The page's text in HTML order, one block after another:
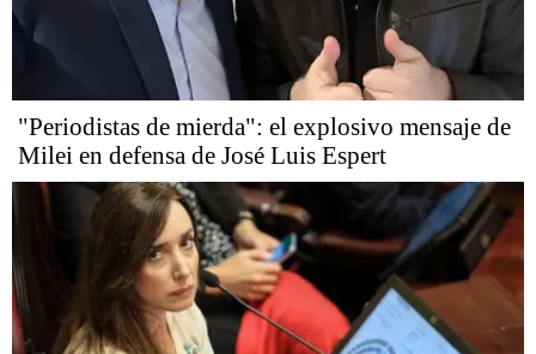
"Periodistas de mierda": el explosivo mensaje de
Milei en defensa de José Luis Espert